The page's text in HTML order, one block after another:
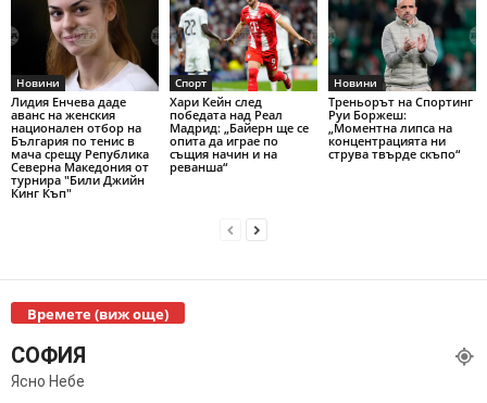
Новини
Лидия Енчева даде
аванс на женския
национален отбор на
България по тенис в
мача срещу Република
Северна Македония от
турнира "Били Джийн
Кинг Къп"
Спорт
Хари Кейн след
победата над Реал
Мадрид: „Байерн ще се
опита да играе по
същия начин и на
реванша“
Новини
Треньорът на Спортинг
Руи Боржеш:
„Моментна липса на
концентрацията ни
струва твърде скъпо“
Времете (виж още)
СОФИЯ
Ясно Небе